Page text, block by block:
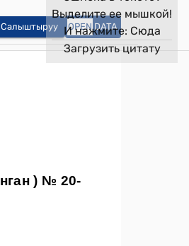
Салыштыруу OPEN DATA
Выделите ее мышкой!
И нажмите: Сюда
Загрузить цитату